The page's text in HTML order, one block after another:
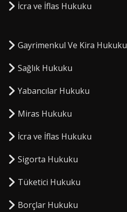
⁠İcra ve İflas Hukuku
Gayrimenkul Ve Kira Hukuku
Sağlık Hukuku
Yabancılar Hukuku
Miras Hukuku
⁠İcra ve İflas Hukuku
Sigorta Hukuku
⁠Tüketici Hukuku
⁠Borçlar Hukuku